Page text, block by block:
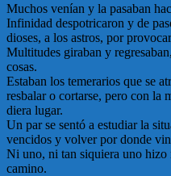
Muchos venían y la pasaban
Infinidad despotricaron y de
dioses, a los astros, por
Multitudes giraban y
cosas.
Estaban los temerarios que se
resbalar o cortarse, pero con la
diera lugar.
Un par se sentó a estudiar la
vencidos y volver por donde
Ni uno, ni tan siquiera uno hizo
camino.